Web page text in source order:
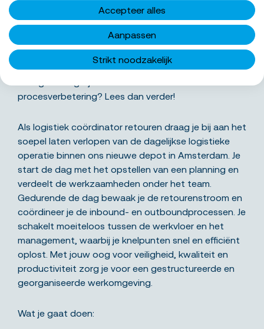
Wat ga je precies doen
Amsterdam met vaste werktijden,
procesverbetering? Lees dan verder!
Als logistiek coördinator retouren draag je bij aan het
soepel laten verlopen van de dagelijkse logistieke
operatie binnen ons nieuwe depot in Amsterdam. Je
start de dag met het opstellen van een planning en
verdeelt de werkzaamheden onder het team.
Gedurende de dag bewaak je de retourenstroom en
coördineer je de inbound- en outboundprocessen. Je
schakelt moeiteloos tussen de werkvloer en het
management, waarbij je knelpunten snel en efficiënt
oplost. Met jouw oog voor veiligheid, kwaliteit en
productiviteit zorg je voor een gestructureerde en
georganiseerde werkomgeving.
Wat je gaat doen:
Accepteer alles
Aanpassen
Strikt noodzakelijk